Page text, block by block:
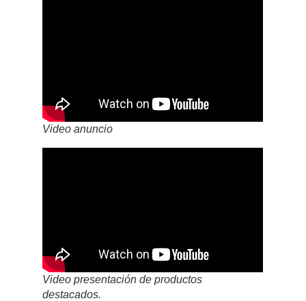
Video anuncio
Video presentación de productos
destacados.